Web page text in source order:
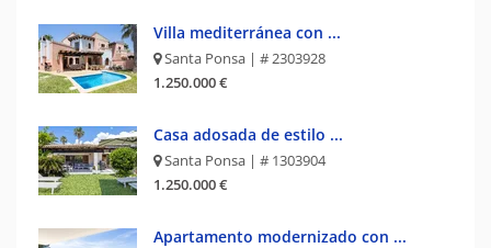
Villa mediterránea con ...
Santa Ponsa | # 2303928
1.250.000 €
Casa adosada de estilo ...
Santa Ponsa | # 1303904
1.250.000 €
Apartamento modernizado con ...